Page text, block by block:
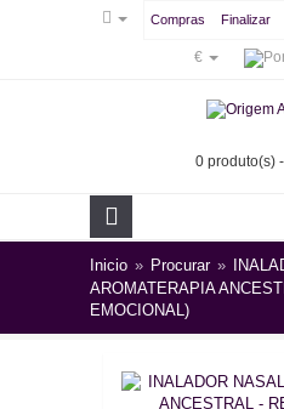
Compras Finalizar
€
0 produto(s)
Inicio » Procurar »
AROMATERAPIA
EMOCIONAL)